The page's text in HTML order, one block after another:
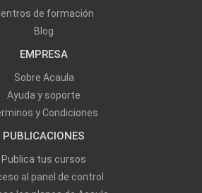
de formación
Blog
EMPRESA
Sobre Acaula
Ayuda y soporte
y Condiciones
PUBLICACIONES
Publica tus cursos
al panel de control